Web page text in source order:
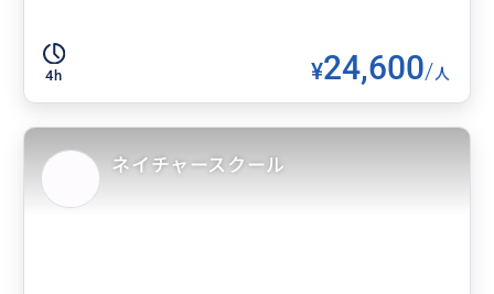
4h ¥24,600/人
ネイチャースクール